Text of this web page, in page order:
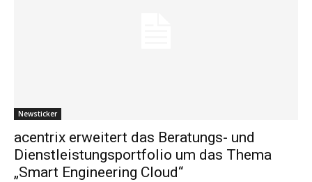
Newsticker
acentrix erweitert das Beratungs- und
Dienstleistungsportfolio um das Thema
„Smart Engineering Cloud“